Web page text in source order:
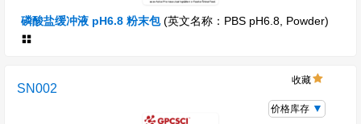
磷酸盐缓冲液 pH6.8 粉末包 (英文名称：PBS pH6.8, Powder)
SN002
收藏
价格库存